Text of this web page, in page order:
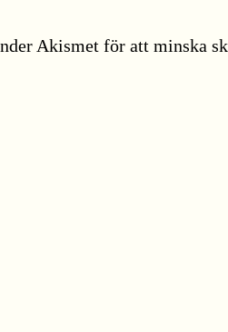
Akismet för att minska